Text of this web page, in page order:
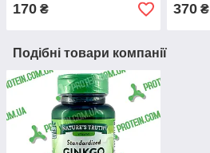
170 ₴ 370₴
Подібні товари компанії